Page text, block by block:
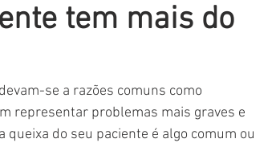
tem mais do
se a razões comuns como
representar problemas mais graves e
do seu paciente é algo comum ou